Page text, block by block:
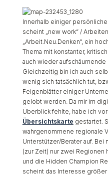
Innerhalb einiger
scheint „new work“ /
„Arbeit.Neu.Denken“, ein
Thema mit konstanter,
auch wieder aufschäumende
Gleichzeitig bin ich auch
wenig sich tatsächlich tut,
Feigenblätter einiger
gelobt werden. Da mir im
Überblick fehlte, habe ich
Übersichtskarte gestartet.
wahrgenommene regionale
Unterstützer/Berater auf. Bei
(zur Zeit) nur zwei Regionen
und die Hidden Champion
scheint das Interesse